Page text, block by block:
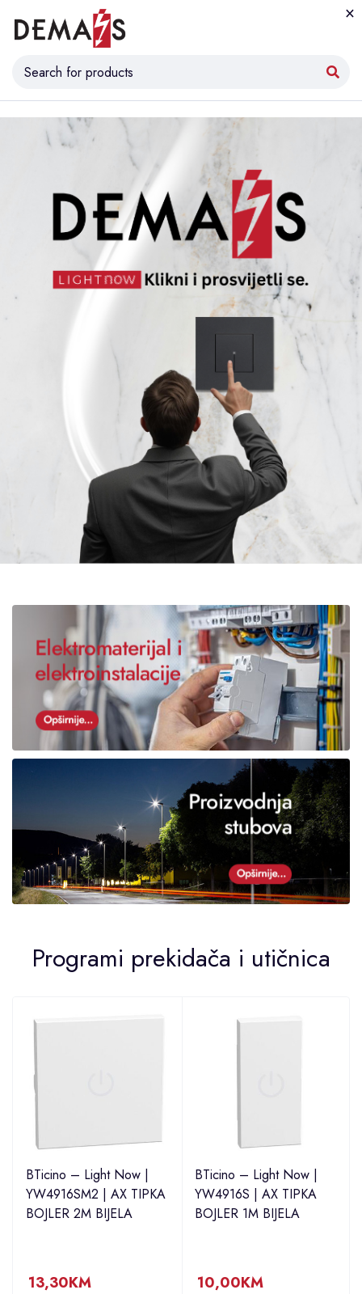
Programi prekidača i utičnica
BTicino – Light Now |
YW4916SM2 | AX TIPKA
BOJLER 2M BIJELA
13,30KM
BTicino – Light Now |
YW4916S | AX TIPKA
BOJLER 1M BIJELA
10,00KM